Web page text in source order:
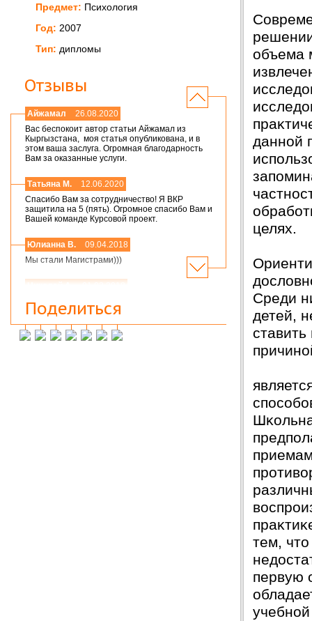
Предмет: Психология
Год: 2007
Тип: дипломы
Отзывы
Айжамал
26.08.2020
Вас беспокоит автор статьи Айжамал из
Кыргызстана, моя статья опубликована, и в
этом ваша заслуга. Огромная благодарность
Вам за оказанные услуги.
Татьяна М.
12.06.2020
Спасибо Вам за сотрудничество! Я ВКР
защитила на 5 (пять). Огромное спасибо Вам и
Вашей команде Курсовой проект.
Юлианна В.
09.04.2018
Мы стали Магистрами)))
Мария,добрый день! Спасибо большое.
Защитился на 4!всего доброго
Инна М.
14.03.2018
Поделиться
объема
данной
целях.
Среди
детей,
тем,
первую